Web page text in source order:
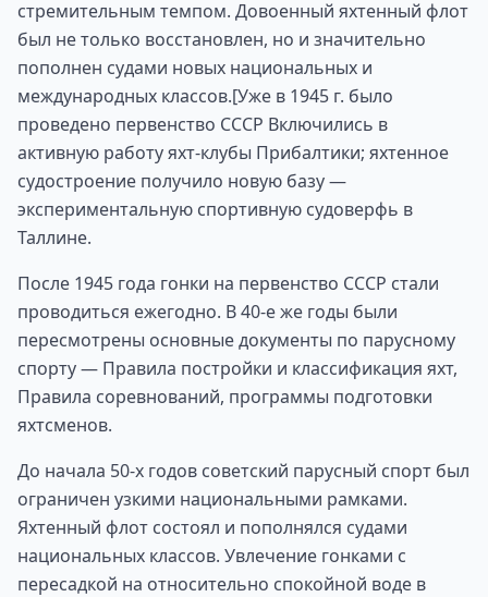
стремительным темпом. Довоенный яхтенный флот
был не только восстановлен, но и значительно
пополнен судами новых национальных и
международных классов.[Уже в 1945 г. было
проведено первенство СССР Включились в
активную работу яхт-клубы Прибалтики; яхтенное
судостроение получило новую базу —
экспериментальную спортивную судоверфь в
Таллине.
После 1945 года гонки на первенство СССР стали
проводиться ежегодно. В 40-е же годы были
пересмотрены основные документы по парусному
спорту — Правила постройки и классификация яхт,
Правила соревнований, программы подготовки
яхтсменов.
До начала 50-х годов советский парусный спорт был
ограничен узкими национальными рамками.
Яхтенный флот состоял и пополнялся судами
национальных классов. Увлечение гонками с
пересадкой на относительно спокойной воде в